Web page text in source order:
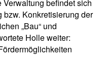
Verwaltung befindet sich
Konkretisierung der
„Bau“ und
Holle weiter: